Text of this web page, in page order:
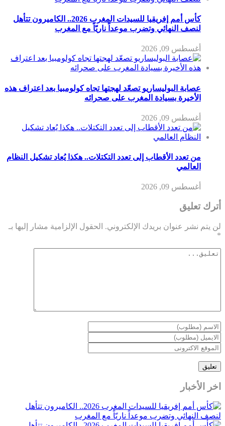
كأس أمم إفريقيا للسيدات المغرب 2026.. الكاميرون تتأهل
لنصف النهائي وتضرب موعداً ناريّاً مع المغرب
أغسطس 09, 2026
عصابة البوليساريو تصعّد لهجتها تجاه كولومبيا بعد اعتراف هذه
الأخيرة بسيادة المغرب على صحرائه
أغسطس 09, 2026
من تعدد الأقطاب إلى تعدد التكتلات.. هكذا يُعاد تشكيل النظام
العالمي
أغسطس 09, 2026
أترك تعليق
لن يتم نشر عنوان بريدك الإلكتروني. الحقول الإلزامية مشار إليها بـ
*
اخر الأخبار